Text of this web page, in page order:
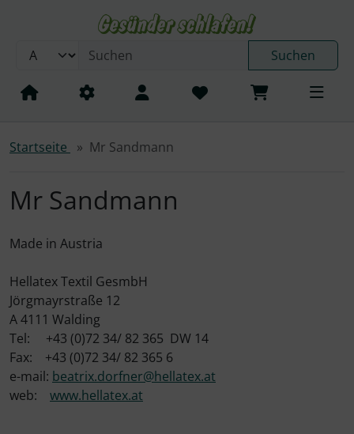
Sprungnavigation
Springe zum Inhalt
Springe zur Navigation
Springe zu den allgemeinen Informationen
Suchen
Startseite Mr Sandmann
Mr Sandmann
Made in Austria
Hellatex Textil GesmbH
Jörgmayrstraße 12
A 4111 Walding
Tel: +43 (0)72 34/ 82 365 DW 14
Fax: +43 (0)72 34/ 82 365 6
e-mail: beatrix.dorfner@hellatex.at
web: www.hellatex.at
Inkontinenz Matratzenschoner
Mr. Sandmann Serie
Kissen und Bettdecken
Karmachemie
T.B.D. Carbon Heater
Schaumstoffrahmen
Zubehör und Kleinteile